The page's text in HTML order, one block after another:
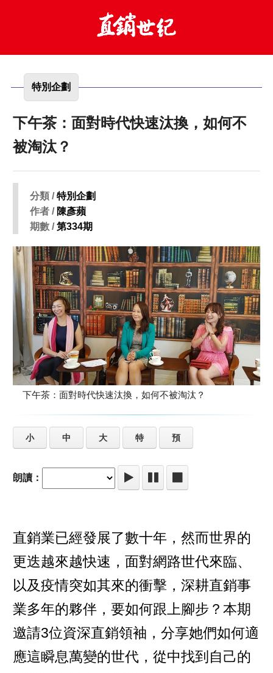
特別企劃
下午茶：面對時代快速汰換，如何不
被淘汰？
分類 /特別企劃
作者 / 陳彥蘋
期數 /第334期
下午茶：面對時代快速汰換，如何不被淘汰？
小 中 大 特 預
朗讀：
直銷業已經發展了數十年，然而世界的
更迭越來越快速，面對網路世代來臨、
以及疫情突如其來的衝擊，深耕直銷事
業多年的夥伴，要如何跟上腳步？本期
邀請3位資深直銷領袖，分享她們如何適
應這瞬息萬變的世代，從中找到自己的